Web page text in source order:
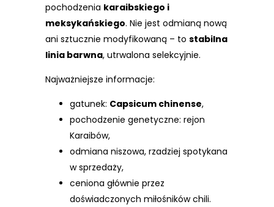
pochodzenia karaibskiego i
meksykańskiego. Nie jest odmianą nową
ani sztucznie modyfikowaną – to stabilna
linia barwna, utrwalona selekcyjnie.
Najważniejsze informacje:
gatunek: Capsicum chinense,
pochodzenie genetyczne: rejon
Karaibów,
odmiana niszowa, rzadziej spotykana
w sprzedaży,
ceniona głównie przez
doświadczonych miłośników chili.